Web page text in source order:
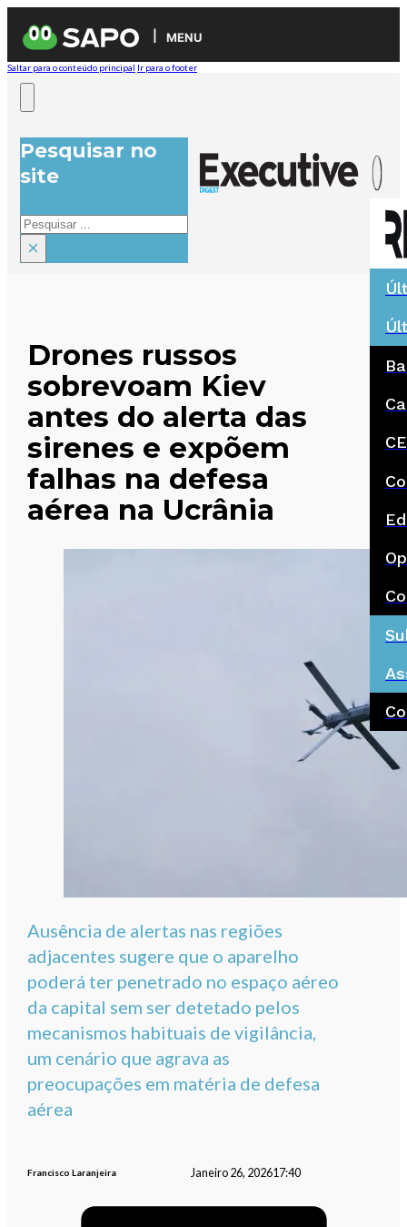
MENU
Saltar para o conteúdo principal Ir para o footer
Pesquisar no
site
Pesquisar
×
Drones russos
sobrevoam Kiev
antes do alerta das
sirenes e expõem
falhas na defesa
aérea na Ucrânia
Ausência de alertas nas regiões
adjacentes sugere que o aparelho
poderá ter penetrado no espaço aéreo
da capital sem ser detetado pelos
mecanismos habituais de vigilância,
um cenário que agrava as
preocupações em matéria de defesa
aérea
Francisco Laranjeira Janeiro 26, 202617:40